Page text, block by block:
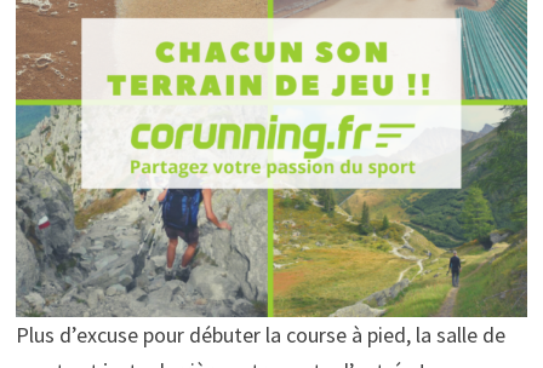
Plus d’excuse pour débuter la course à pied, la salle de